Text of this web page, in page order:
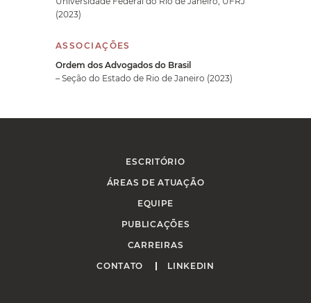
(2023)
ASSOCIAÇÕES
Ordem dos Advogados do Brasil
– Seção do Estado de Rio de Janeiro (2023)
ESCRITÓRIO
ÁREAS DE ATUAÇÃO
EQUIPE
PUBLICAÇÕES
CARREIRAS
CONTATO
LINKEDIN